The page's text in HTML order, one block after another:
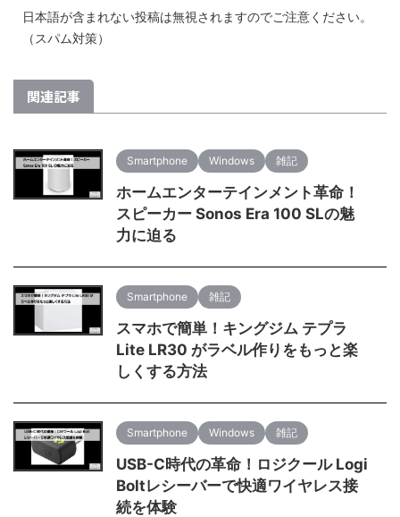
日本語が含まれない投稿は無視されますのでご注意ください。
（スパム対策）
関連記事
Smartphone Windows 雑記
ホームエンターテインメント革命！
スピーカー Sonos Era 100 SLの魅
力に迫る
Smartphone 雑記
スマホで簡単！キングジム テプラ
Lite LR30 がラベル作りをもっと楽
しくする方法
Smartphone Windows 雑記
USB-C時代の革命！ロジクール Logi
Boltレシーバーで快適ワイヤレス接
続を体験